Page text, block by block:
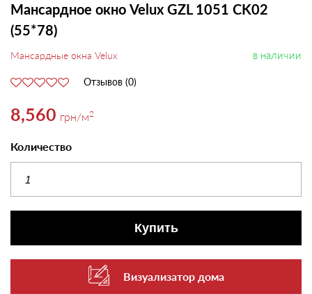
Мансардное окно Velux GZL 1051 CK02
(55*78)
Мансардные окна Velux в наличии
Отзывов (0)
8,560 грн/м2
Количество
Купить
Визуализатор дома